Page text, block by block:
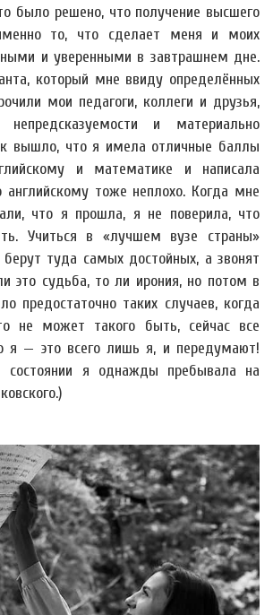
было решено, что получение высшего
то, что сделает меня и моих
и уверенными в завтрашнем дне.
который мне ввиду определённых
мои педагоги, коллеги и друзья,
непредсказуемости и материально
вышло, что я имела отличные баллы
и математике и написала
английскому тоже неплохо. Когда мне
что я прошла, я не поверила, что
Учиться в «лучшем вузе страны»
туда самых достойных, а звонят
это судьба, то ли ирония, но потом в
предостаточно таких случаев, когда
не может такого быть, сейчас все
я — это всего лишь я, и передумают!
я однажды пребывала на